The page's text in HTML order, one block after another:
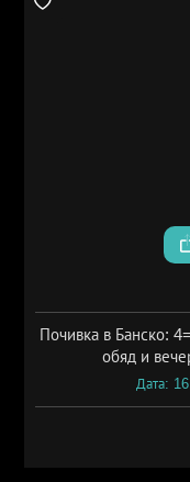
Почивка в Банско:
обяд и
Дата: